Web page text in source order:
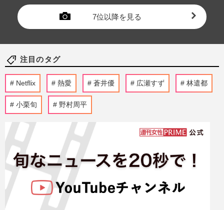
7位以降を見る
注目のタグ
Netflix 熱愛 蒼井優 広瀬すず 林遣都
小栗旬 野村周平